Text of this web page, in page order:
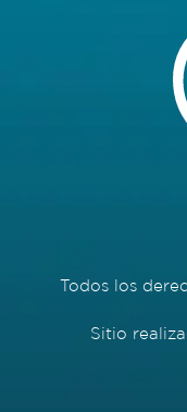
Todos los
Sitio